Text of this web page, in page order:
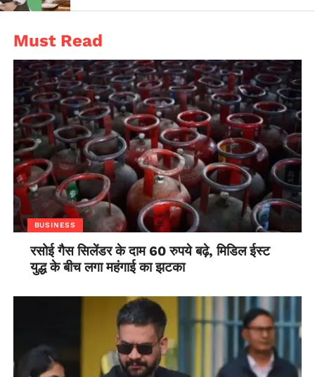
Must Read
BUSINESS
रसोई गैस सिलेंडर के दाम 60 रुपये बढ़े, मिडिल ईस्ट
युद्ध के बीच लगा महंगाई का झटका